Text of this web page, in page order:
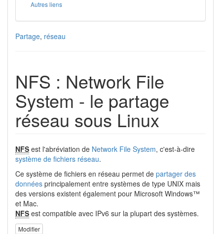
Autres liens
Partage, réseau
NFS : Network File
System - le partage
réseau sous Linux
NFS est l'abréviation de Network File System, c'est-à-dire
système de fichiers réseau.
Ce système de fichiers en réseau permet de partager des
données principalement entre systèmes de type UNIX mais
des versions existent également pour Microsoft Windows™
et Mac.
NFS est compatible avec IPv6 sur la plupart des systèmes.
Modifier